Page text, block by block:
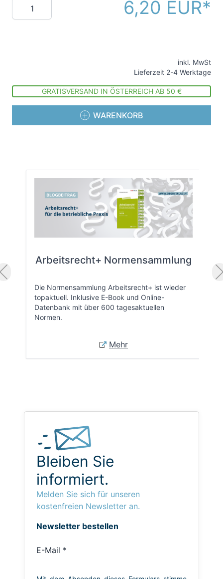
6,20 EUR
inkl. MwSt
Lieferzeit 2-4 Werktage
GRATISVERSAND IN ÖSTERREICH AB 50 €
WARENKORB
Arbeitsrecht+ Normensammlung
Die Normensammlung Arbeitsrecht+ ist wieder
topaktuell. Inklusive E-Book und Online-
Datenbank mit über 600 tagesaktuellen
Normen.
Mehr
Bleiben Sie
informiert.
Melden Sie sich für unseren
kostenfreien Newsletter an.